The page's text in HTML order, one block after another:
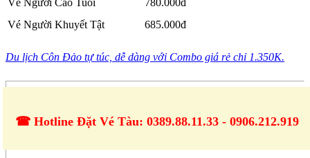
Vé Người Cao Tuổi
780.000đ
Vé Người Khuyết Tật
685.000đ
Du lịch Côn Đảo tự túc, dễ dàng với Combo giá rẻ chỉ 1.350K.
☎ Hotline Đặt Vé Tàu: 0389.88.11.33 - 0906.212.919